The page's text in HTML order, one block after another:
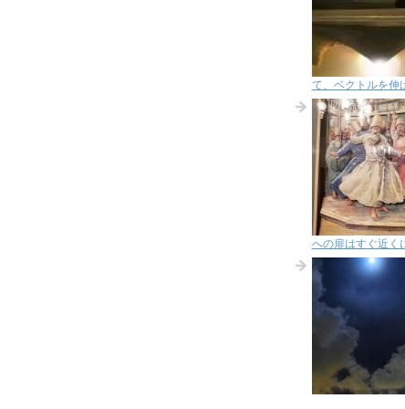
て、ベクトルを伸
への扉はすぐ近く